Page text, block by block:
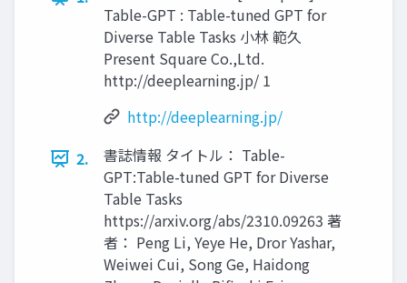
Table-GPT : Table-tuned GPT for
Diverse Table Tasks 小林 範久
Present Square Co.,Ltd.
http://deeplearning.jp/ 1
http://deeplearning.jp/
2.
書誌情報 タイトル： Table-
GPT:Table-tuned GPT for Diverse
Table Tasks
https://arxiv.org/abs/2310.09263 著
者： Peng Li, Yeye He, Dror Yashar,
Weiwei Cui, Song Ge, Haidong